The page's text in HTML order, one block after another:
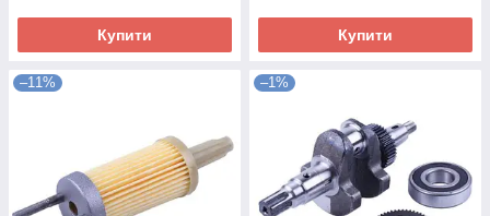
Купити Купити
–11% –1%